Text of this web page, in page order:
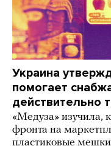
Украина
помогает
действительно
«Медуза» изучила,
фронта на
пластиковые